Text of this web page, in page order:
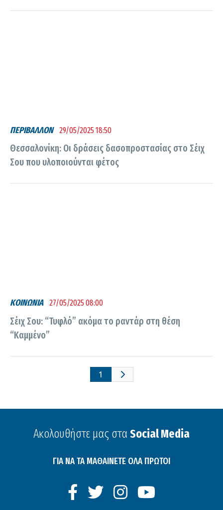
ΠΕΡΙΒΑΛΛΟΝ 29/05/2025 18:50
Θεσσαλονίκη: Οι δράσεις δασοπροστασίας στο Σέιχ
Σου που υλοποιούνται φέτος
ΚΟΙΝΩΝΙΑ 27/05/2025 08:00
Σέιχ Σου: “Τυφλό” ακόμα το ραντάρ στη θέση
“Καμμένο”
1
Ακολουθήστε μας στα Social Media
ΓΙΑ ΝΑ ΤΑ ΜΑΘΑΙΝΕΤΕ ΟΛΑ ΠΡΩΤΟΙ